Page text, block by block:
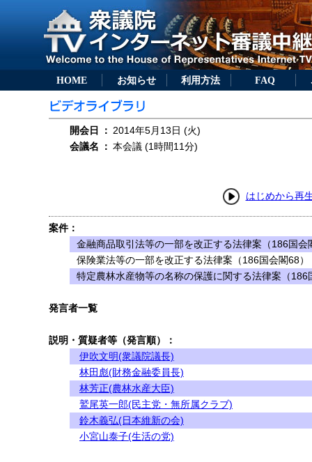
HOME お知らせ 利用方法 FAQ
開会日 ： 2014年5月13日 (火)
会議名
： 本会議 (1時間11分)
はじめから再
案件：
金融商品取引法等の一部を改正する法律案（186国会
保険業法等の一部を改正する法律案（186国会閣68）
特定農林水産物等の名称の保護に関する法律案（186
発言者一覧
説明・質疑者等（発言順）：
伊吹文明(衆議院議長)
林田彪(財務金融委員長)
林芳正(農林水産大臣)
鷲尾英一郎(民主党・無所属クラブ)
鈴木義弘(日本維新の会)
小宮山泰子(生活の党)